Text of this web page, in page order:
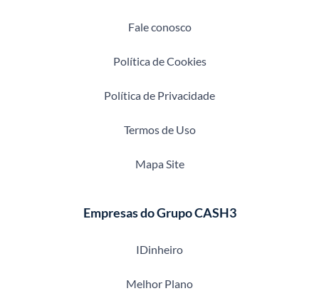
Fale conosco
Política de Cookies
Política de Privacidade
Termos de Uso
Mapa Site
Empresas do Grupo CASH3
IDinheiro
Melhor Plano